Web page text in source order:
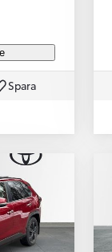
Spara